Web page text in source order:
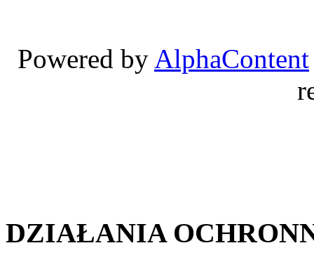
Powered by AlphaContent
DZIAŁANIA